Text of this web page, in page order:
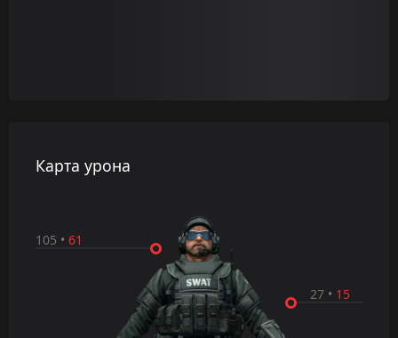
Карта урона
27• 15
105 • 61